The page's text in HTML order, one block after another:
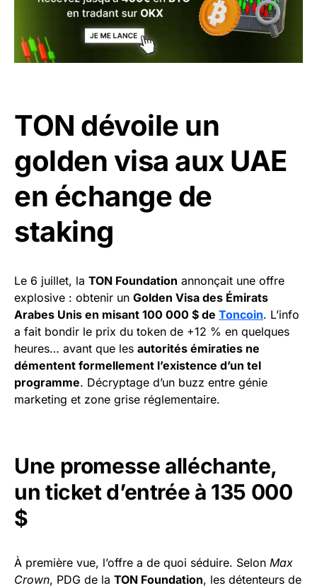
TON dévoile un
golden visa aux UAE
en échange de
staking
Le 6 juillet, la TON Foundation annonçait une offre
explosive : obtenir un Golden Visa des Émirats
Arabes Unis en misant 100 000 $ de Toncoin. L’info
a fait bondir le prix du token de +12 % en quelques
heures… avant que les autorités émiraties ne
démentent formellement l’existence d’un tel
programme. Décryptage d’un buzz entre génie
marketing et zone grise réglementaire.
Une promesse alléchante,
un ticket d’entrée à 135 000
$
À première vue, l’offre a de quoi séduire. Selon Max
Crown, PDG de la TON Foundation, les détenteurs de